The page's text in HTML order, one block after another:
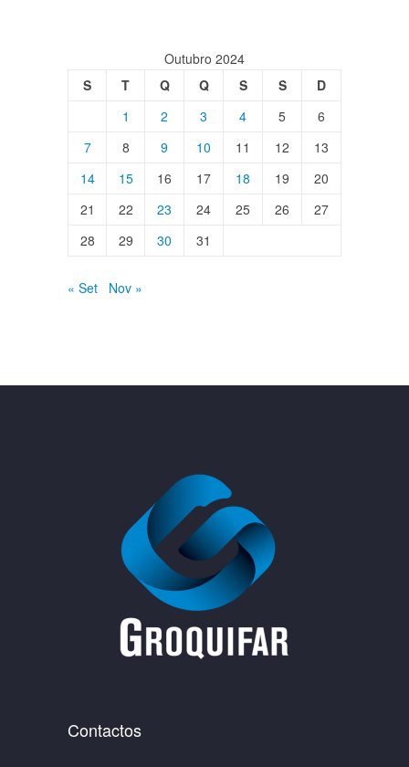
Outubro 2024
S
T Q Q S S
D
1
2 3 4 5
6
7
8 9 10 11 12
13
14
15 16 17 18 19
20
21
22 23 24 25 26
27
28
29 30 31
« Set Nov »
Contactos